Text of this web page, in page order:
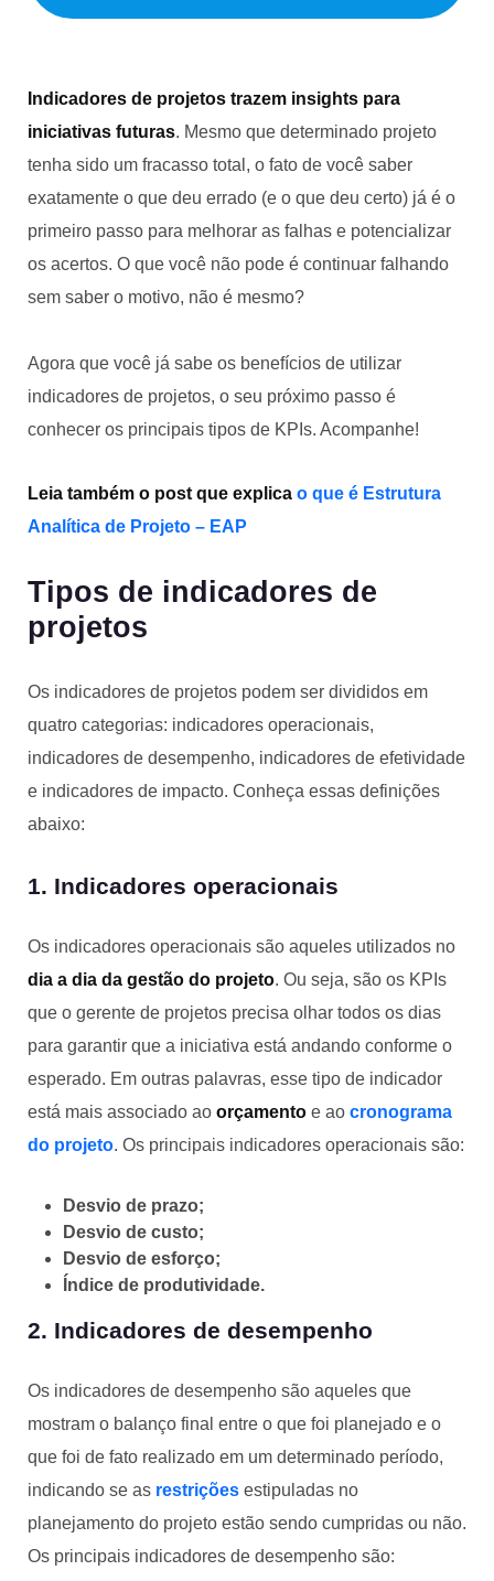
Indicadores de projetos trazem insights para
iniciativas futuras. Mesmo que determinado projeto
tenha sido um fracasso total, o fato de você saber
exatamente o que deu errado (e o que deu certo) já é o
primeiro passo para melhorar as falhas e potencializar
os acertos. O que você não pode é continuar falhando
sem saber o motivo, não é mesmo?
Agora que você já sabe os benefícios de utilizar
indicadores de projetos, o seu próximo passo é
conhecer os principais tipos de KPIs. Acompanhe!
Leia também o post que explica o que é Estrutura
Analítica de Projeto – EAP
Tipos de indicadores de
projetos
Os indicadores de projetos podem ser divididos em
quatro categorias: indicadores operacionais,
indicadores de desempenho, indicadores de efetividade
e indicadores de impacto. Conheça essas definições
abaixo:
1. Indicadores operacionais
Os indicadores operacionais são aqueles utilizados no
dia a dia da gestão do projeto. Ou seja, são os KPIs
que o gerente de projetos precisa olhar todos os dias
para garantir que a iniciativa está andando conforme o
esperado. Em outras palavras, esse tipo de indicador
está mais associado ao orçamento e ao cronograma
do projeto. Os principais indicadores operacionais são:
Desvio de prazo;
Desvio de custo;
Desvio de esforço;
Índice de produtividade.
2. Indicadores de desempenho
Os indicadores de desempenho são aqueles que
mostram o balanço final entre o que foi planejado e o
que foi de fato realizado em um determinado período,
indicando se as restrições estipuladas no
planejamento do projeto estão sendo cumpridas ou não.
Os principais indicadores de desempenho são: